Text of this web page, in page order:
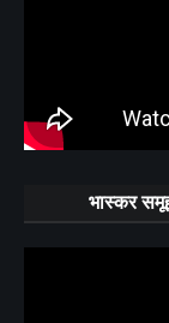
भास्कर